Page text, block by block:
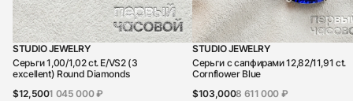
STUDIO JEWELRY
Серьги 1,00/1,02 ct. E/VS2 (3
excellent) Round Diamonds
$12,5001 045 000 ₽
STUDIO JEWELRY
Серьги с сапфирами 12,82/11,91 ct.
Cornflower Blue
$103,0008 611 000 ₽